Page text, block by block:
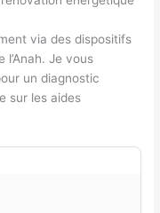
via des dispositifs
l’Anah. Je vous
un diagnostic
sur les aides